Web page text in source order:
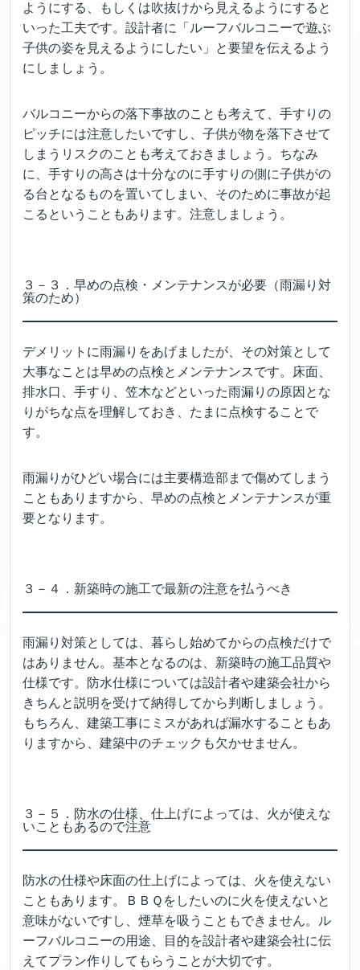
ようにする、もしくは吹抜けから見えるようにすると
いった工夫です。設計者に「ルーフバルコニーで遊ぶ
子供の姿を見えるようにしたい」と要望を伝えるよう
にしましょう。
バルコニーからの落下事故のことも考えて、手すりの
ピッチには注意したいですし、子供が物を落下させて
しまうリスクのことも考えておきましょう。ちなみ
に、手すりの高さは十分なのに手すりの側に子供がの
る台となるものを置いてしまい、そのために事故が起
こるということもあります。注意しましょう。
３－３．早めの点検・メンテナンスが必要（雨漏り対
策のため）
デメリットに雨漏りをあげましたが、その対策として
大事なことは早めの点検とメンテナンスです。床面、
排水口、手すり、笠木などといった雨漏りの原因とな
りがちな点を理解しておき、たまに点検することで
す。
雨漏りがひどい場合には主要構造部まで傷めてしまう
こともありますから、早めの点検とメンテナンスが重
要となります。
３－４．新築時の施工で最新の注意を払うべき
雨漏り対策としては、暮らし始めてからの点検だけで
はありません。基本となるのは、新築時の施工品質や
仕様です。防水仕様については設計者や建築会社から
きちんと説明を受けて納得してから判断しましょう。
もちろん、建築工事にミスがあれば漏水することもあ
りますから、建築中のチェックも欠かせません。
３－５．防水の仕様、仕上げによっては、火が使えな
いこともあるので注意
防水の仕様や床面の仕上げによっては、火を使えない
こともあります。ＢＢＱをしたいのに火を使えないと
意味がないですし、煙草を吸うこともできません。ル
ーフバルコニーの用途、目的を設計者や建築会社に伝
えてプラン作りしてもらうことが大切です。